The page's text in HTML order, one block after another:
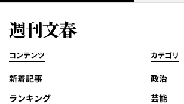
コンテンツ
新着記事
ランキング
カテゴリ
政治
芸能